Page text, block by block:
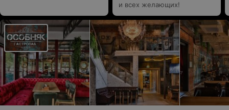
и всех желающих!